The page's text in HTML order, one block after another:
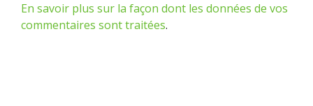
En savoir plus sur la façon dont les données de vos
commentaires sont traitées.